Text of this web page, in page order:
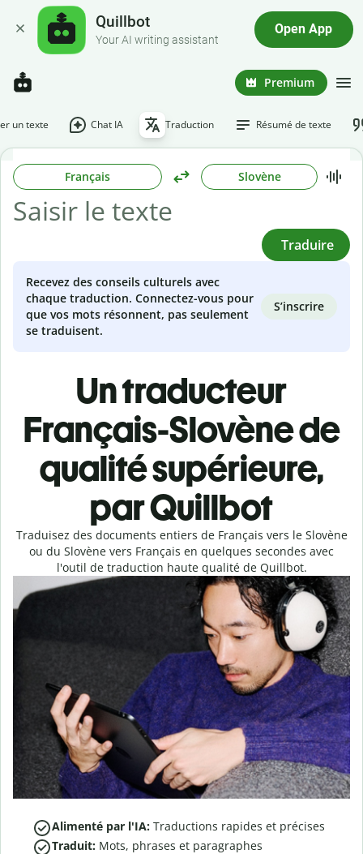
Quillbot
Your AI writing assistant
Open App
Premium
un texte Chat IA Traduction Résumé de texte
Français Slovène
Traduire
Recevez des conseils culturels avec
chaque traduction. Connectez-vous pour
que vos mots résonnent, pas seulement
se traduisent.
S’inscrire
Un traducteur
Français-Slovène de
qualité supérieure,
par Quillbot
Traduisez des documents entiers de Français vers le Slovène
ou du Slovène vers Français en quelques secondes avec
l'outil de traduction haute qualité de Quillbot.
Alimenté par l'IA: Traductions rapides et précises
Traduit: Mots, phrases et paragraphes